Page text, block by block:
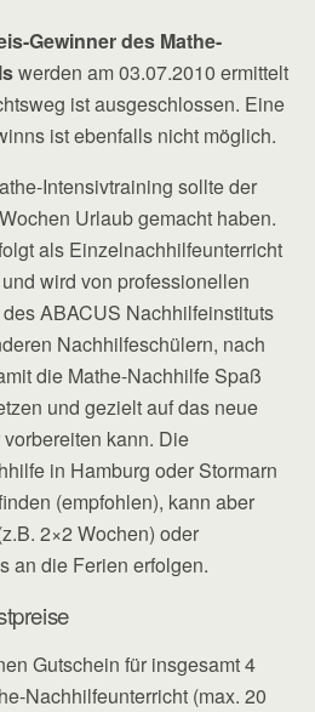
Gewinner des Mathe-
werden am 03.07.2010 ermittelt
ist ausgeschlossen. Eine
ist ebenfalls nicht möglich.
Intensivtraining sollte der
Urlaub gemacht haben.
als Einzelnachhilfeunterricht
wird von professionellen
ABACUS Nachhilfeinstituts
Nachhilfeschülern, nach
die Mathe-Nachhilfe Spaß
und gezielt auf das neue
kann. Die
in Hamburg oder Stormarn
(empfohlen), kann aber
2×2 Wochen) oder
an die Ferien erfolgen.
Gutschein für insgesamt 4
Nachhilfeunterricht (max. 20